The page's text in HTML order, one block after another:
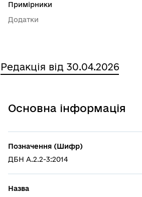
Редакція від 30.04.2026
Основна інформація
Позначення (Шифр)
ДБН А.2.2-3:2014
Назва
Примірники
Додатки